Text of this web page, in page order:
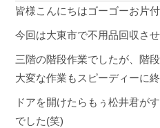
皆様こんにちはゴーゴーお片付
今回は大東市で不用品回収させ
三階の階段作業でしたが、階
大変な作業もスピーディーに
ドアを開けたらもぅ松井君が
でした(笑)